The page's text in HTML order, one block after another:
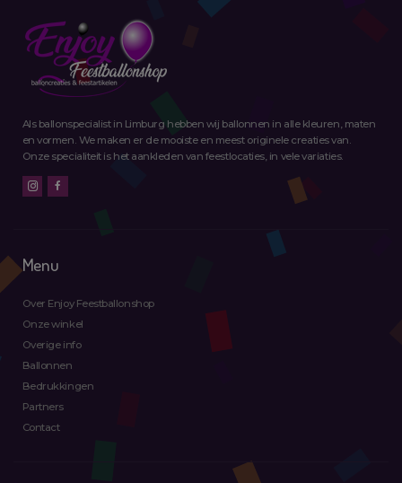
Als ballonspecialist in Limburg hebben wij ballonnen in alle kleuren, maten
en vormen. We maken er de mooiste en meest originele creaties van.
Onze specialiteit is het aankleden van feestlocaties, in vele variaties.
Menu
Over Enjoy Feestballonshop
Onze winkel
Overige info
Ballonnen
Bedrukkingen
Partners
Contact